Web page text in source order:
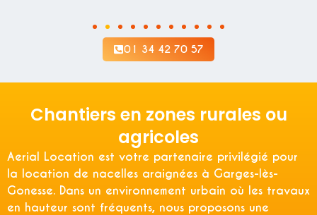
01 34 42 70 57
Chantiers en zones rurales ou
agricoles
Aerial Location est votre partenaire privilégié pour
la location de nacelles araignées à Garges-lès-
Gonesse. Dans un environnement urbain où les travaux
en hauteur sont fréquents, nous proposons une